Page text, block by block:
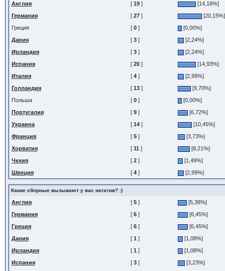
Англия [ 19]
[14,18%]
Германия
[ 27]
[20,15%]
Греция
[ 0]
[0,00%]
Дания
[ 3]
[2,24%]
Ирландия
[ 3]
[2,24%]
Испания
[ 20]
[14,93%]
Италия
[ 4]
[2,99%]
Голландия
[ 13]
[9,70%]
Польша
[ 0]
[0,00%]
Португалия
[ 9]
[6,72%]
Украина
[ 14]
[10,45%]
Франция
[ 5]
[3,73%]
Хорватия
[ 11 ]
[8,21%]
Чехия
[ 2]
[1,49%]
Швеция
[ 4] [2,99%]
Какие сборные вызывают у вас негатив? :)
Англия [ 5]
[5,38%]
Германия
[ 6]
[6,45%]
Греция
[ 6]
[6,45%]
Дания
[ 1 ]
[1,08%]
Ирландия
[ 1 ]
[1,08%]
Испания
[ 3]
[3,23%]